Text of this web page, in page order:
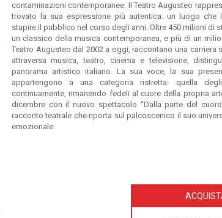
contaminazioni contemporanee. Il Teatro Augusteo
trovato la sua espressione più autentica: un luogo che
stupire il pubblico nel corso degli anni. Oltre 450 milioni di
un classico della musica contemporanea, e più di un
Teatro Augusteo dal 2002 a oggi, raccontano una carriera
attraversa musica, teatro, cinema e televisione,
panorama artistico italiano. La sua voce, la sua
appartengono a una categoria ristretta: quella
continuamente, rimanendo fedeli al cuore della propria
dicembre con il nuovo spettacolo “Dalla parte del
racconto teatrale che riporta sul palcoscenico il suo
emozionale.